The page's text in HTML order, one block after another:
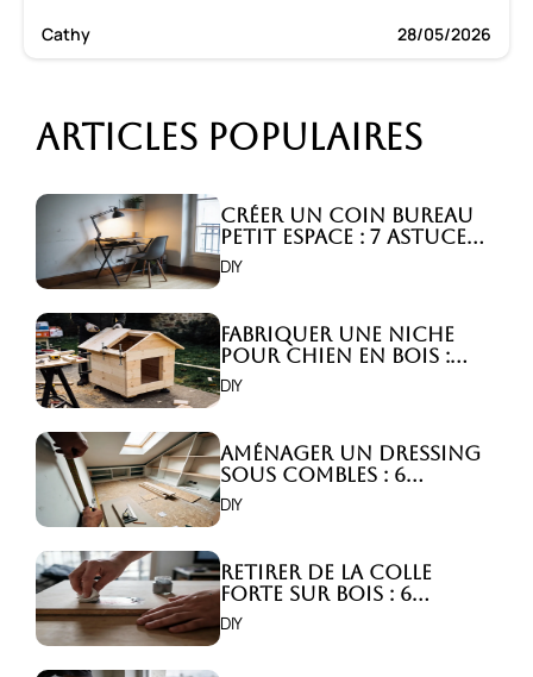
Cathy 28/05/2026
Articles populaires
Créer un coin bureau
petit espace : 7 astuces
malignes!
DIY
Fabriquer une niche
pour chien en bois :
Comment faire ?
DIY
Aménager un dressing
sous combles : 6
astuces indispensables
!
DIY
Retirer de la colle
forte sur bois : 6
astuces efficaces !
DIY